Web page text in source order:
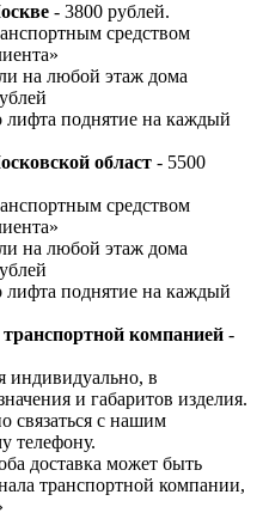
- 3800 рублей.
средством
на любой этаж дома
лифта поднятие на каждый
област - 5500
средством
на любой этаж дома
лифта поднятие на каждый
компанией -
индивидуально, в
и габаритов изделия.
связаться с нашим
телефону.
доставка может быть
транспортной компании,